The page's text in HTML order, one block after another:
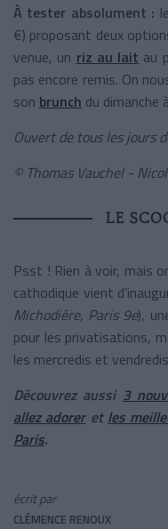
À tester absolument : le
€) proposant deux
venue, un riz au lait au
pas encore remis. On
son brunch du dimanche
Ouvert de tous les jours
© Thomas Vauchel -
LE
Psst ! Rien à voir, mais
cathodique vient
Michodière, Paris 9e),
pour les privatisations,
les mercredis et
Découvrez aussi 3
allez adoreret les
Paris.
écrit par
CLÉMENCE RENOUX